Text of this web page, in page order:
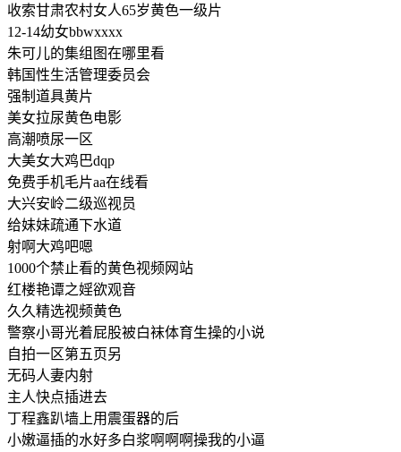
收索甘肃农村女人65岁黄色一级片
12-14幼女bbwxxxx
朱可儿的集组图在哪里看
韩国性生活管理委员会
强制道具黄片
美女拉尿黄色电影
高潮喷尿一区
大美女大鸡巴dqp
免费手机毛片aa在线看
大兴安岭二级巡视员
给妹妹疏通下水道
射啊大鸡吧嗯
1000个禁止看的黄色视频网站
红楼艳谭之婬欲观音
久久精选视频黄色
警察小哥光着屁股被白袜体育生操的小说
自拍一区第五页另
无码人妻内射
主人快点插进去
丁程鑫趴墙上用震蛋器的后
小嫩逼插的水好多白浆啊啊啊操我的小逼